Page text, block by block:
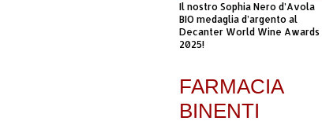
Il nostro Sophia Nero d’Avola
BIO medaglia d’argento al
Decanter World Wine Awards
2025!
FARMACIA
BINENTI